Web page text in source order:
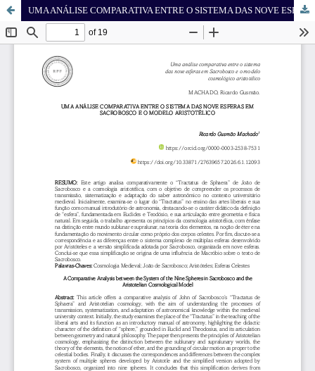
UMA ANÁLISE COMPARATIVA ENTRE O SISTEMA DAS NOVE ESFERAS EM SACROBOSCO E O MODELO COSMOLÓGICO ARISTOTÉLICO